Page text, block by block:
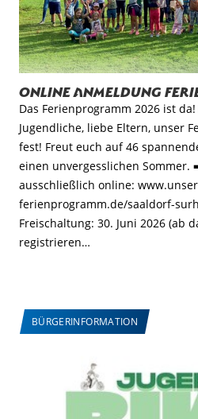
Online Anmeldung
Das Ferienprogramm 2026 ist
Jugendliche, liebe Eltern, unser
fest! Freut euch auf 46
einen unvergesslichen Sommer.
ausschließlich online:
ferienprogramm.de/saaldorf-
Freischaltung: 30. Juni 2026 (ab
registrieren…
BÜRGERINFORMATION